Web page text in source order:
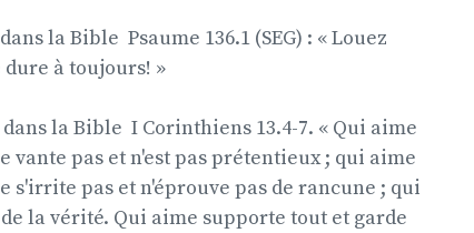
la Bible  Psaume 136.1 (SEG) : « Louez
à toujours! »
la Bible  I Corinthiens 13.4-7. « Qui aime
vante pas et n'est pas prétentieux ; qui aime
s'irrite pas et n'éprouve pas de rancune ; qui
la vérité. Qui aime supporte tout et garde